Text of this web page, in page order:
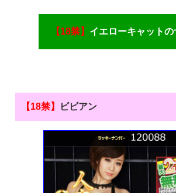
【18禁】 イエローキャット
【18禁】 ビビアン